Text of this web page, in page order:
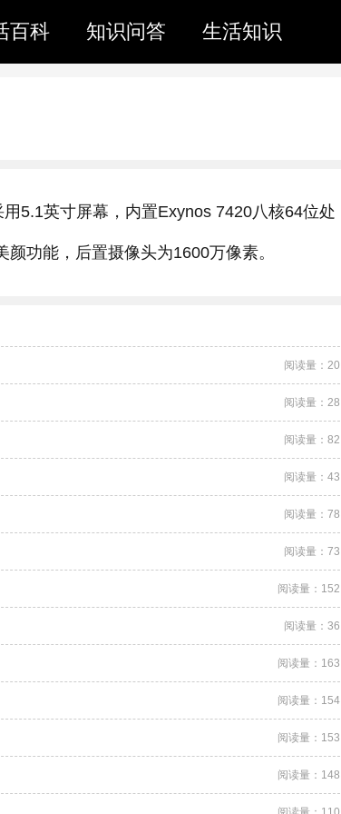
百科 知识问答 生活知识
5.1英寸屏幕，内置Exynos 7420八核64位处
功能，后置摄像头为1600万像素。
阅读量：20
阅读量：28
阅读量：82
阅读量：43
阅读量：78
阅读量：73
阅读量：152
阅读量：36
阅读量：163
阅读量：154
阅读量：153
阅读量：148